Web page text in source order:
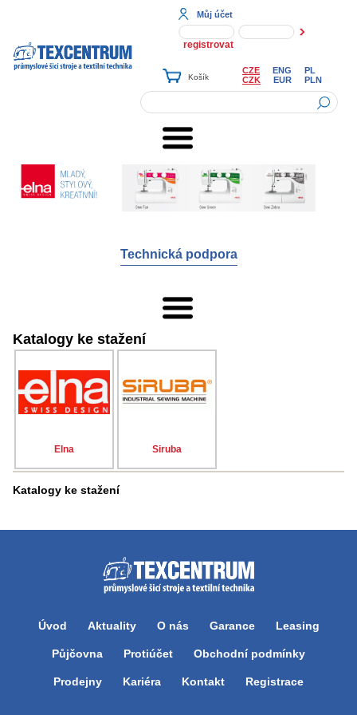
Můj účet
registrovat
CZE ENG
PL
CZK
EUR PLN
Technická podpora
Katalogy ke stažení
Elna Siruba
Katalogy ke stažení
Úvod Aktuality O nás Garance Leasing
Půjčovna Protiúčet Obchodní podmínky
Prodejny Kariéra Kontakt Registrace